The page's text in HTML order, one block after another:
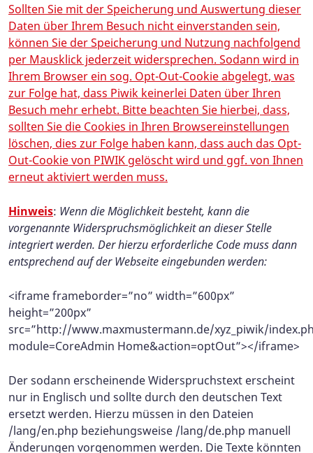
Sollten Sie mit der Speicherung und Auswertung dieser
Daten über Ihrem Besuch nicht einverstanden sein,
können Sie der Speicherung und Nutzung nachfolgend
per Mausklick jederzeit widersprechen. Sodann wird in
Ihrem Browser ein sog. Opt-Out-Cookie abgelegt, was
zur Folge hat, dass Piwik keinerlei Daten über Ihren
Besuch mehr erhebt. Bitte beachten Sie hierbei, dass,
sollten Sie die Cookies in Ihren Browsereinstellungen
löschen, dies zur Folge haben kann, dass auch das Opt-
Out-Cookie von PIWIK gelöscht wird und ggf. von Ihnen
erneut aktiviert werden muss.
Hinweis: Wenn die Möglichkeit besteht, kann die
vorgenannte Widerspruchsmöglichkeit an dieser Stelle
integriert werden. Der hierzu erforderliche Code muss dann
entsprechend auf der Webseite eingebunden werden:
<iframe frameborder=”no” width=”600px”
height=”200px”
src=”http://www.maxmustermann.de/xyz_piwik/
module=CoreAdmin Home&action=optOut”></iframe>
Der sodann erscheinende Widerspruchstext erscheint
nur in Englisch und sollte durch den deutschen Text
ersetzt werden. Hierzu müssen in den Dateien
/lang/en.php beziehungsweise /lang/de.php manuell
Änderungen vorgenommen werden. Die Texte könnten